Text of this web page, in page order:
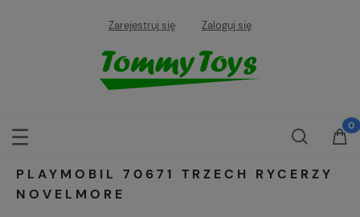
Zarejestruj się Zaloguj się
PLAYMOBIL 70671 TRZECH RYCERZY
NOVELMORE